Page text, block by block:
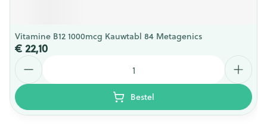
Vitamine B12 1000mcg Kauwtabl 84 Metagenics
€ 22,10
Bestel